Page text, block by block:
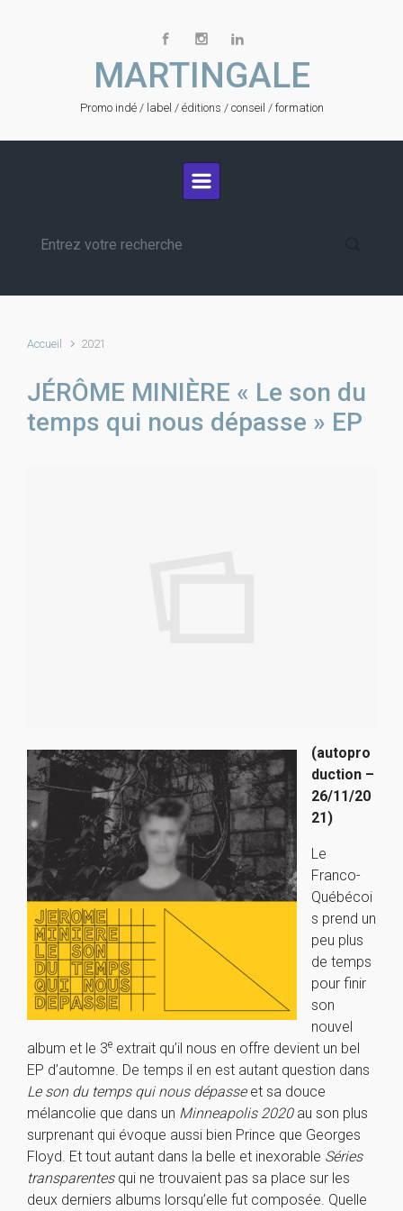
MARTINGALE
Promo indé / label / éditions / conseil / formation
Accueil 2021
JÉRÔME MINIÈRE « Le son du
temps qui nous dépasse » EP
(autopro
duction –
26/11/20
21)
Le
Franco-
Québécoi
s prend un
peu plus
de temps
pour finir
son
nouvel
album et le 3e extrait qu’il nous en offre devient un bel
EP d’automne. De temps il en est autant question dans
Le son du temps qui nous dépasseet sa douce
mélancolie que dans un Minneapolis 2020au son plus
surprenant qui évoque aussi bien Prince que Georges
Floyd. Et tout autant dans la belle et inexorable Séries
transparentesqui ne trouvaient pas sa place sur les
deux derniers albums lorsqu’elle fut composée. Quelle